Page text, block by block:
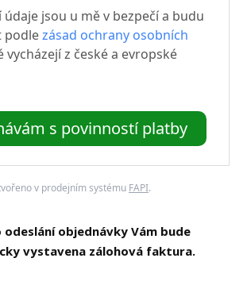
údaje jsou u mě v bezpečí a budu
podlezásad ochrany osobních
vycházejí z české a evropské
s povinností platby
v prodejním systému FAPI.
odeslání objednávky Vám bude
vystavena zálohová faktura.